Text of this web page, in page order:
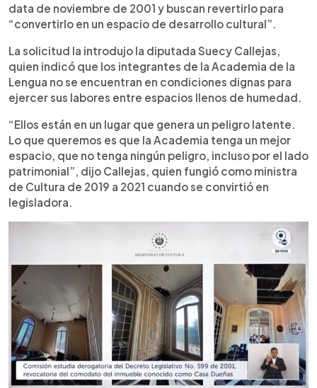
data de noviembre de 2001 y buscan revertirlo para
“convertirlo en un espacio de desarrollo cultural”.
La solicitud la introdujo la diputada Suecy Callejas,
quien indicó que los integrantes de la Academia de la
Lengua no se encuentran en condiciones dignas para
ejercer sus labores entre espacios llenos de humedad.
“Ellos están en un lugar que genera un peligro latente.
Lo que queremos es que la Academia tenga un mejor
espacio, que no tenga ningún peligro, incluso por el lado
patrimonial”, dijo Callejas, quien fungió como ministra
de Cultura de 2019 a 2021 cuando se convirtió en
legisladora.